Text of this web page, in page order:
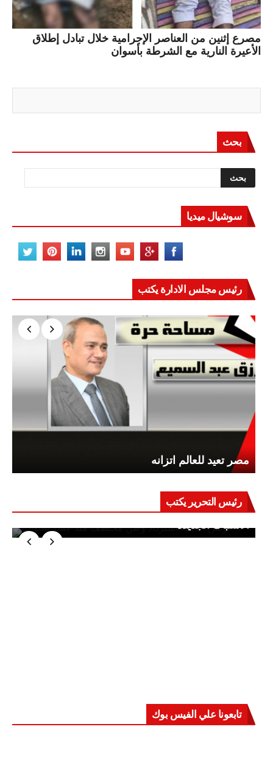
مصرع إثنين من العناصر الإجرامية خلال تبادل إطلاق
الأعيرة النارية مع الشرطة بأسوان
بحث
سوشيال ميديا
رئيس مجلس الادارة يكتب
مصر تعيد للعالم اتزانه
رئيس التحرير يكتب
حرب على العقول.. حادثة دمياط تكشف قواعد
الاشتباك الجديدة
تابعونا علي الفيس بوك